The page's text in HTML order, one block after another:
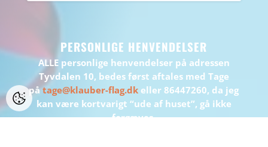
PERSONLIGE HENVENDELSER
ALLE personlige henvendelser på adressen
Tyvdalen 10, bedes først aftales med Tage
på tage@klauber-flag.dk eller 86447260, da jeg
kan være kortvarigt “ude af huset”, gå ikke
forgæves.